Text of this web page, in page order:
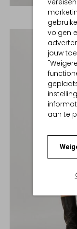
volgen
jouw
aan te